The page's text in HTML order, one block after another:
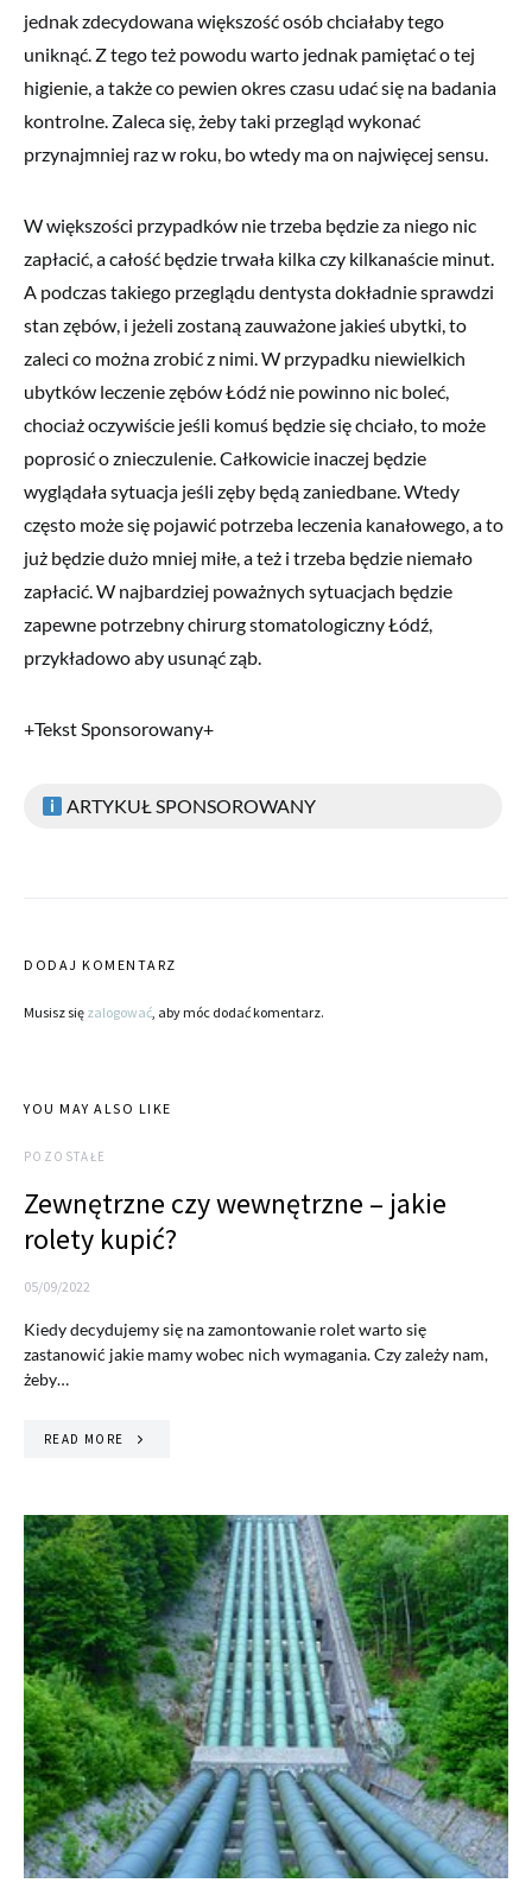
jednak zdecydowana większość osób chciałaby tego
uniknąć. Z tego też powodu warto jednak pamiętać o tej
higienie, a także co pewien okres czasu udać się na badania
kontrolne. Zaleca się, żeby taki przegląd wykonać
przynajmniej raz w roku, bo wtedy ma on najwięcej sensu.
W większości przypadków nie trzeba będzie za niego nic
zapłacić, a całość będzie trwała kilka czy kilkanaście minut.
A podczas takiego przeglądu dentysta dokładnie sprawdzi
stan zębów, i jeżeli zostaną zauważone jakieś ubytki, to
zaleci co można zrobić z nimi. W przypadku niewielkich
ubytków leczenie zębów Łódź nie powinno nic boleć,
chociaż oczywiście jeśli komuś będzie się chciało, to może
poprosić o znieczulenie. Całkowicie inaczej będzie
wyglądała sytuacja jeśli zęby będą zaniedbane. Wtedy
często może się pojawić potrzeba leczenia kanałowego, a to
już będzie dużo mniej miłe, a też i trzeba będzie niemało
zapłacić. W najbardziej poważnych sytuacjach będzie
zapewne potrzebny chirurg stomatologiczny Łódź,
przykładowo aby usunąć ząb.
+Tekst Sponsorowany+
ARTYKUŁ SPONSOROWANY
DODAJ KOMENTARZ
Musisz się zalogować , aby móc dodać komentarz.
YOU MAY ALSO LIKE
POZOSTAŁE
Zewnętrzne czy wewnętrzne – jakie
rolety kupić?
05/09/2022
Kiedy decydujemy się na zamontowanie rolet warto się
zastanowić jakie mamy wobec nich wymagania. Czy zależy nam,
żeby…
READ MORE